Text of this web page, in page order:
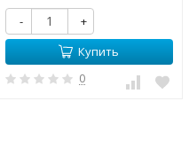
-
+
Купить
0